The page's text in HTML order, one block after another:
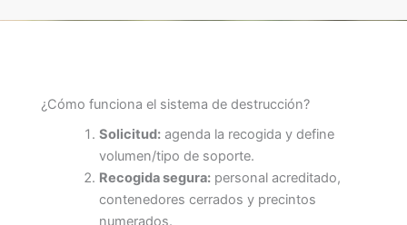
¿Cómo funciona el sistema de destrucción?
Solicitud:agenda la recogida y define
volumen/tipo de soporte.
Recogida segura:personal acreditado,
contenedores cerrados y precintos
numerados.